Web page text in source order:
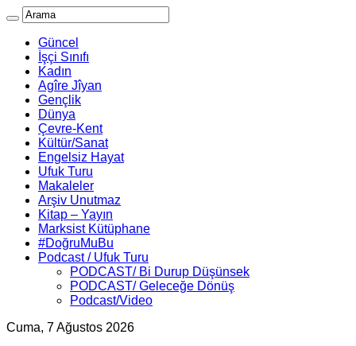
Güncel
İşçi Sınıfı
Kadın
Agîre Jîyan
Gençlik
Dünya
Çevre-Kent
Kültür/Sanat
Engelsiz Hayat
Ufuk Turu
Makaleler
Arşiv Unutmaz
Kitap – Yayın
Marksist Kütüphane
#DoğruMuBu
Podcast / Ufuk Turu
PODCAST/ Bi Durup Düşünsek
PODCAST/ Geleceğe Dönüş
Podcast/Video
Cuma, 7 Ağustos 2026